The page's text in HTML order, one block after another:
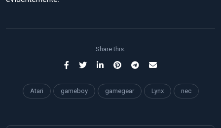
Share this:
Atari gameboy gamegear Lynx nec